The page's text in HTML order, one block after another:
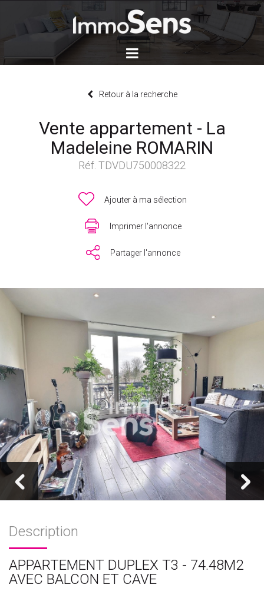
Retour à la recherche
Vente appartement - La
Madeleine ROMARIN
Réf. TDVDU750008322
Ajouter à ma sélection
Imprimer l'annonce
Partager l'annonce
Description
APPARTEMENT DUPLEX T3 - 74.48M2
AVEC BALCON ET CAVE